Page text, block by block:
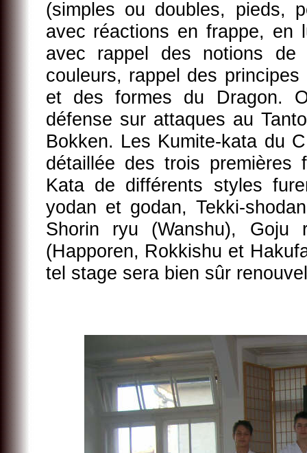
(simples ou doubles, pieds,
avec réactions en frappe, en
avec rappel des notions
couleurs, rappel des
et des formes du Dragon.
défense sur attaques au
Bokken. Les Kumite-kata du
détaillée des trois
Kata de différents styles
yodan et godan, Tekki-
Shorin ryu (Wanshu),
(Happoren, Rokkishu et
tel stage sera bien sûr